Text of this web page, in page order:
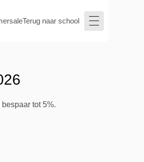
Terug naar school
tot 5%.